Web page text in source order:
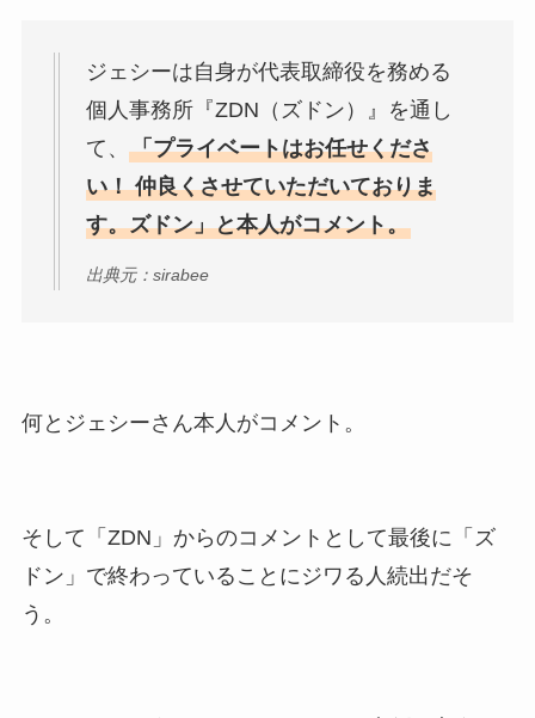
ジェシーは自身が代表取締役を務める
個人事務所『ZDN（ズドン）』を通し
て、 「プライベートはお任せくださ
い！ 仲良くさせていただいておりま
す。ズドン」と本人がコメント。
出典元：sirabee
何とジェシーさん本人がコメント。
そして「ZDN」からのコメントとして最後に「ズ
ドン」で終わっていることにジワる人続出だそ
う。